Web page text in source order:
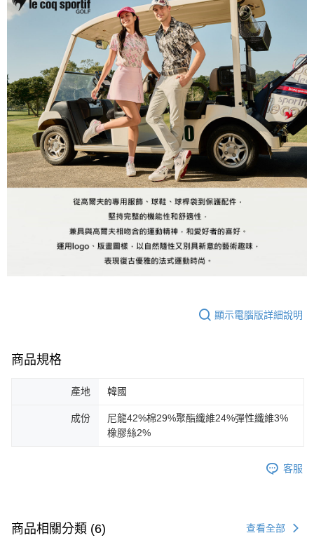
顯示電腦版詳細說明
商品規格
產地 韓國
成份
尼龍42%棉29%聚酯纖維24%彈性纖維3%
橡膠絲2%
客服
商品相關分類 (6) 查看全部